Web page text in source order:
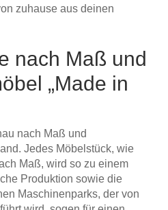
zuhause aus deinen
nach Maß und
„Made in
nach Maß und
Jedes Möbelstück, wie
Maß, wird so zu einem
Produktion sowie die
Maschinenparks, der von